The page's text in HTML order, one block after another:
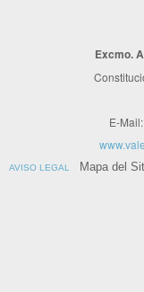
Excmo.
E-Mail:
AVISO LEGAL Mapa del